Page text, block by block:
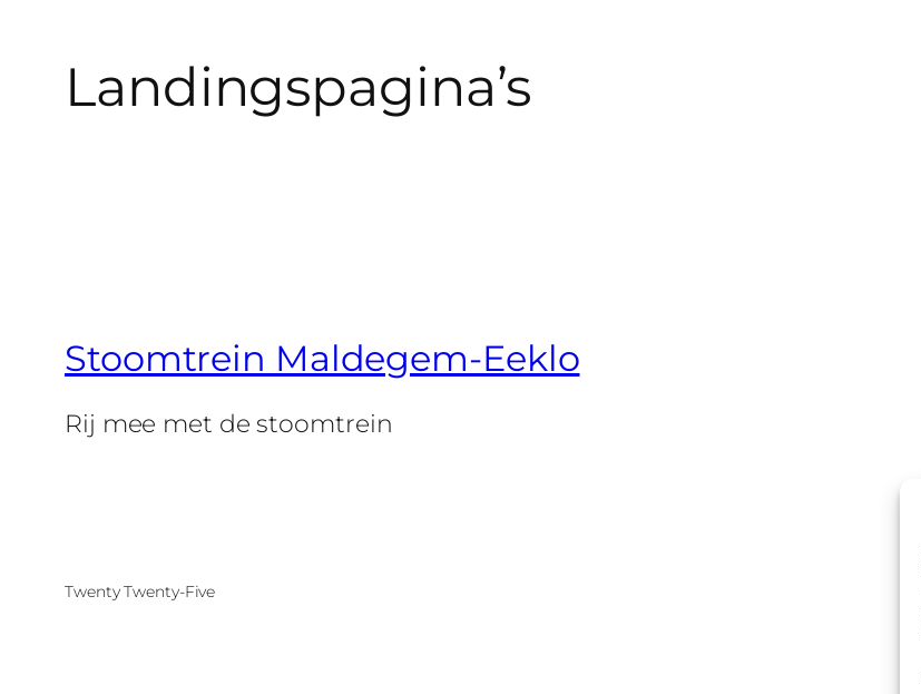
Landingspagina’s
Stoomtrein Maldegem-Eeklo
Rij mee met de stoomtrein
Twenty Twenty-Five